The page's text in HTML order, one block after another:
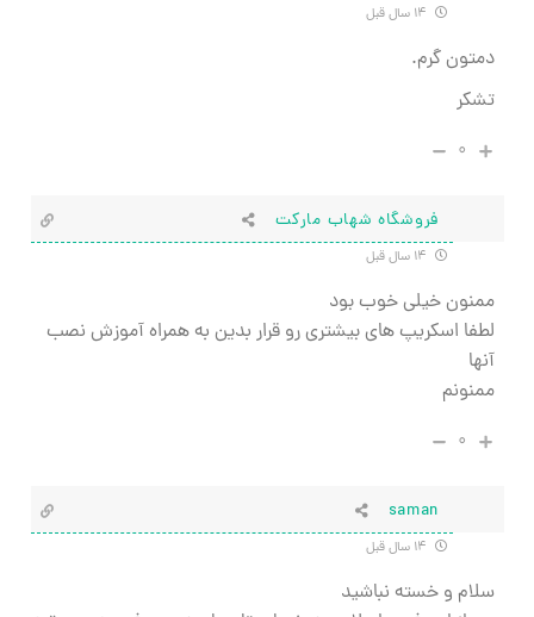
دمتون گرم.
تشکر
۰
فروشگاه شهاب مارکت
ممنون خیلی خوب بود
لطفا اسکریپ های بیشتری رو قرار بدین به همراه آموزش نصب
آنها
ممنونم
۰
saman
سلام و خسته نباشید